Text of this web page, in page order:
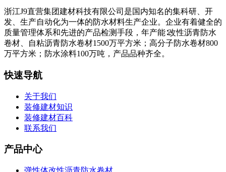
浙江J9直营集团建材科技有限公司是国内知名的集科研、开
发、生产自动化为一体的防水材料生产企业。企业有着健全的
质量管理体系和先进的产品检测手段，年产能∶改性沥青防水
卷材、自粘沥青防水卷材1500万平方米；高分子防水卷材800
万平方米；防水涂料100万吨，产品品种齐全。
快速导航
关于我们
装修建材知识
装修建材百科
联系我们
产品中心